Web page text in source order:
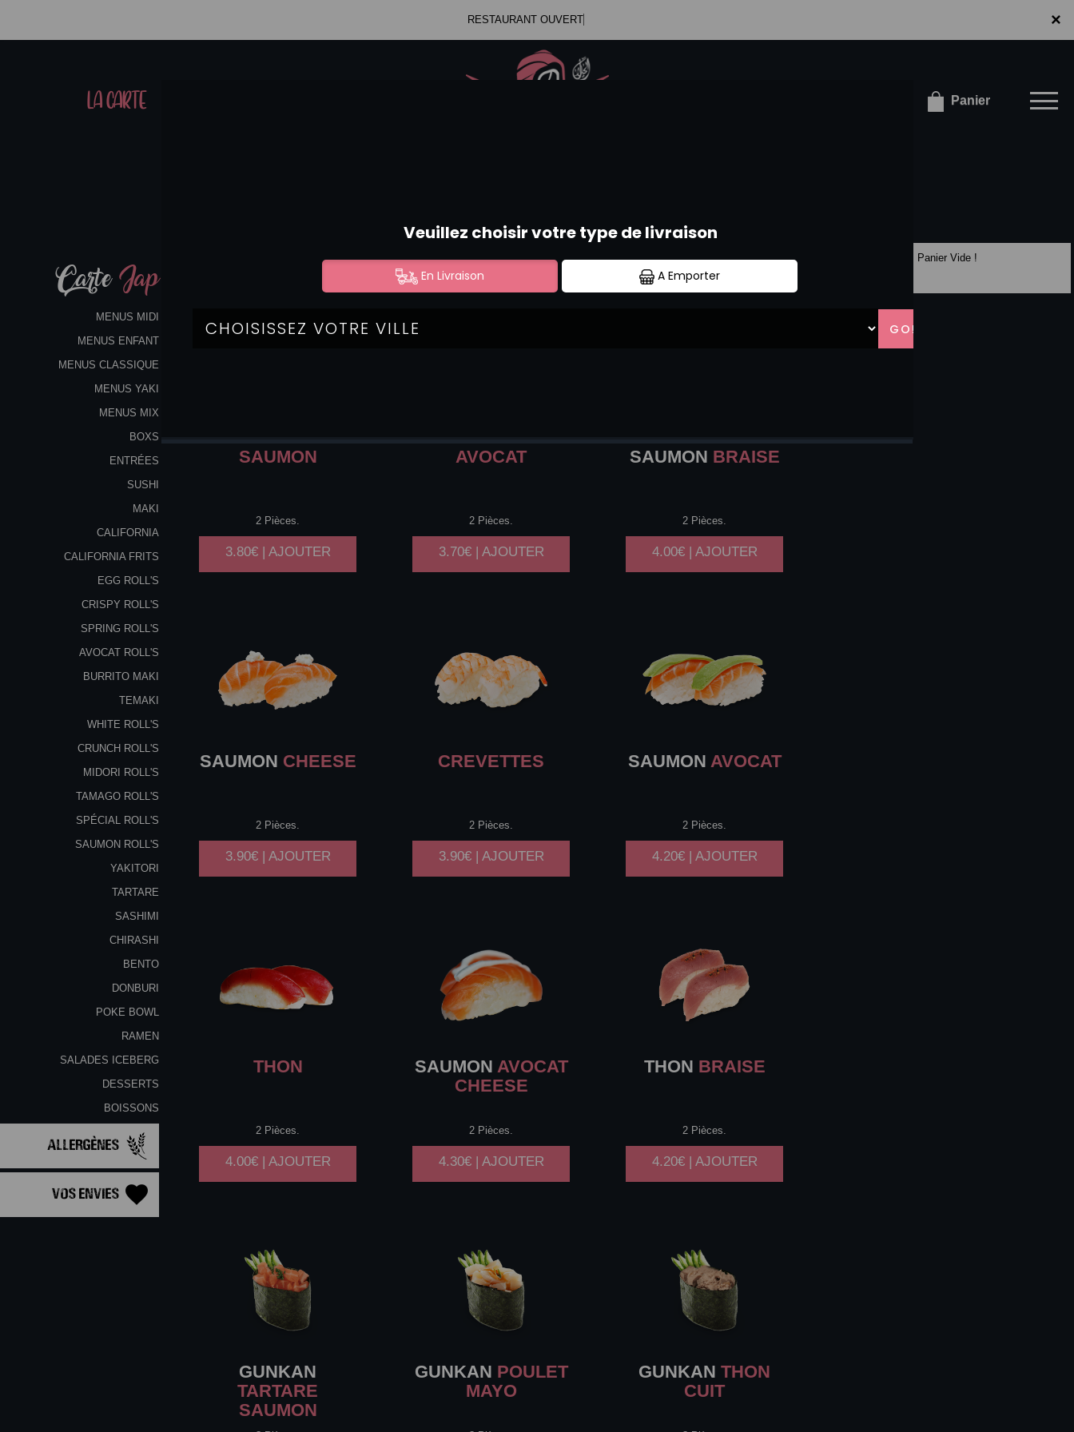
×
RESTAURANT
LA CARTE Panier
×
CarteJap
MENUS MIDI
MENUS ENFANT
MENUS CLASSIQUE
MENUS YAKI
MENUS MIX
BOXS
ENTRÉES
SUSHI
MAKI
CALIFORNIA
CALIFORNIA FRITS
EGG ROLL'S
CRISPY ROLL'S
SPRING ROLL'S
AVOCAT ROLL'S
BURRITO MAKI
TEMAKI
WHITE ROLL'S
CRUNCH ROLL'S
MIDORI ROLL'S
TAMAGO ROLL'S
SPÉCIAL ROLL'S
SAUMON ROLL'S
YAKITORI
TARTARE
SASHIMI
CHIRASHI
BENTO
DONBURI
POKE BOWL
RAMEN
SALADES ICEBERG
DESSERTS
BOISSONS
Allergènes
Vos Envies
SUSHI
SAUMON
2 Pièces.
3.80€ | AJOUTER
AVOCAT
2 Pièces.
3.70€ | AJOUTER
SAUMON BRAISE
2 Pièces.
4.00€ | AJOUTER
SAUMON CHEESE
2 Pièces.
3.90€ | AJOUTER
CREVETTES
2 Pièces.
3.90€ | AJOUTER
SAUMON AVOCAT
2 Pièces.
4.20€ | AJOUTER
THON
2 Pièces.
4.00€ | AJOUTER
SAUMON AVOCAT
CHEESE
2 Pièces.
4.30€ | AJOUTER
THON BRAISE
2 Pièces.
4.20€ | AJOUTER
GUNKAN
TARTARE
SAUMON
GUNKAN POULET
MAYO
GUNKAN THON
CUIT
Panier Vide !